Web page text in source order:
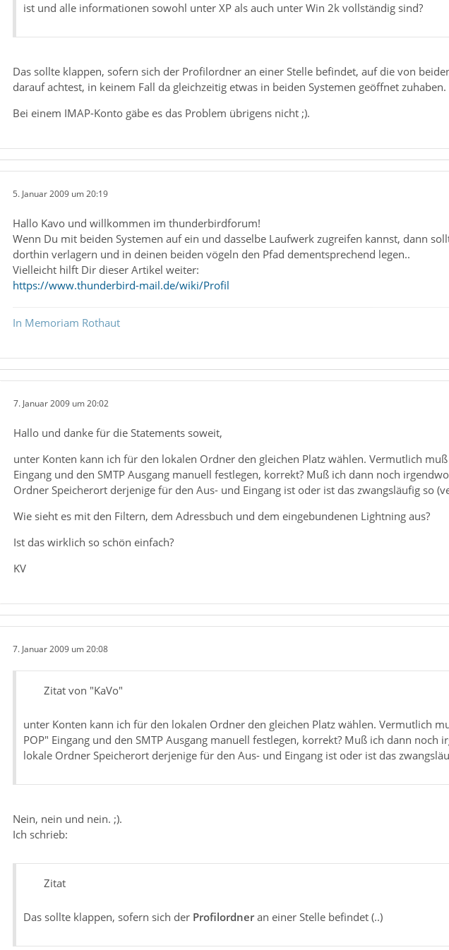
ist und alle informationen sowohl unter XP als auch unter Win 2k vollständig sind?
Das sollte klappen, sofern sich der Profilordner an einer Stelle befindet, auf die von
darauf achtest, in keinem Fall da gleichzeitig etwas in beiden Systemen geöffnet zuhaben.
Bei einem IMAP-Konto gäbe es das Problem übrigens nicht ;).
5. Januar 2009 um 20:19
Hallo Kavo und willkommen im thunderbirdforum!
Wenn Du mit beiden Systemen auf ein und dasselbe Laufwerk zugreifen kannst, dann
dorthin verlagern und in deinen beiden vögeln den Pfad dementsprechend legen..
Vielleicht hilft Dir dieser Artikel weiter:
https://www.thunderbird-mail.de/wiki/Profil
In Memoriam Rothaut
7. Januar 2009 um 20:02
Hallo und danke für die Statements soweit,
unter Konten kann ich für den lokalen Ordner den gleichen Platz wählen. Vermutlich
Eingang und den SMTP Ausgang manuell festlegen, korrekt? Muß ich dann noch
Ordner Speicherort derjenige für den Aus- und Eingang ist oder ist das zwangsläufig so
Wie sieht es mit den Filtern, dem Adressbuch und dem eingebundenen Lightning aus?
Ist das wirklich so schön einfach?
KV
7. Januar 2009 um 20:08
Zitat von "KaVo"
unter Konten kann ich für den lokalen Ordner den gleichen Platz wählen. Vermutlich
POP" Eingang und den SMTP Ausgang manuell festlegen, korrekt? Muß ich dann
lokale Ordner Speicherort derjenige für den Aus- und Eingang ist oder ist das
Nein, nein und nein. ;).
Ich schrieb:
Zitat
Das sollte klappen, sofern sich der Profilordneran einer Stelle befindet (..)